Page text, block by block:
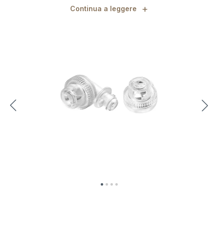
Continua a leggere +